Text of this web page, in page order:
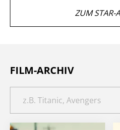
ZUM STAR-
FILM-ARCHIV